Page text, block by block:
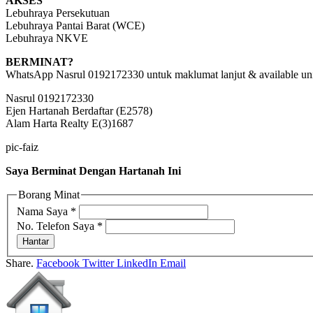
Lebuhraya Persekutuan
Lebuhraya Pantai Barat (WCE)
Lebuhraya NKVE
BERMINAT?
WhatsApp Nasrul 0192172330 untuk maklumat lanjut & available
Nasrul 0192172330
Ejen Hartanah Berdaftar (E2578)
Alam Harta Realty E(3)1687
pic-faiz
Saya Berminat Dengan Hartanah Ini
Borang Minat
Nama Saya *
No. Telefon Saya *
Hantar
Share. Facebook Twitter LinkedIn Email